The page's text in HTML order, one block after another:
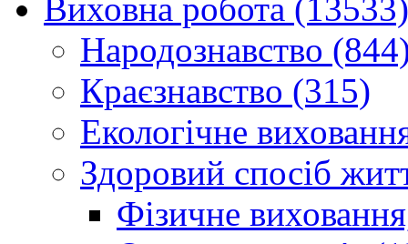
Виховна робота (13533)
Народознавство
Краєзнавство (315)
Екологічне
Здоровий спосіб
Фізичне